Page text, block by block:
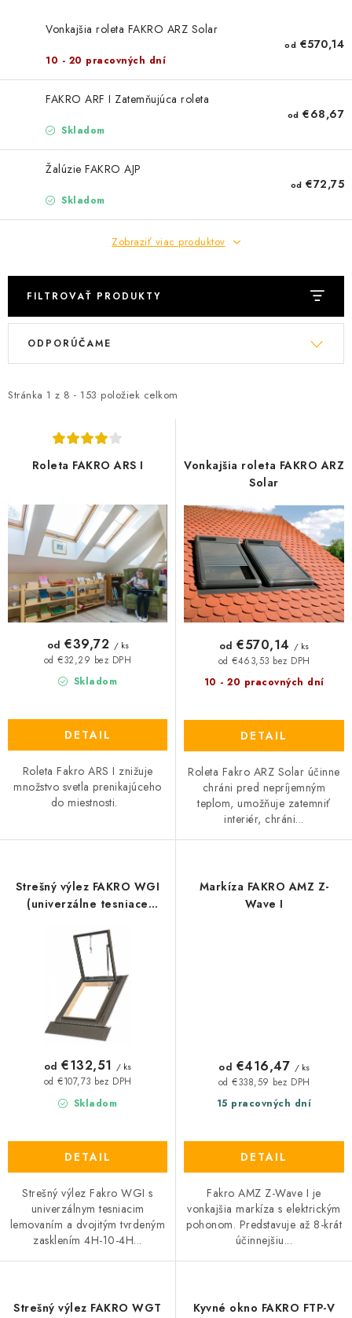
Vonkajšia roleta FAKRO ARZ Solar
10 - 20 pracovných dní
od €570,14
FAKRO ARF I Zatemňujúca roleta
Skladom
od €68,67
Žalúzie FAKRO AJP
Skladom
od €72,75
Zobraziť viac produktov
FILTROVAŤ PRODUKTY
V
i
d
u
k
t
o
v
Stránka 1 z 8 - 153 položiek celkom
R
e
r
o
d
u
k
t
ODPORÚČAME
Roleta FAKRO ARS I
Skladom
od €32,29 bez DPH
od €39,72 / ks
DETAIL
Roleta Fakro ARS I znižuje
množstvo svetla prenikajúceho
do miestnosti.
Vonkajšia roleta FAKRO ARZ
Solar
10 - 20 pracovných dní
od €463,53 bez DPH
od €570,14 / ks
DETAIL
Roleta Fakro ARZ Solar účinne
chráni pred nepríjemným
teplom, umožňuje zatemniť
interiér, chráni...
Strešný výlez FAKRO WGI
(univerzálne tesniace
Skladom
od €107,73 bez DPH
od €132,51 / ks
DETAIL
Strešný výlez Fakro WGI s
univerzálnym tesniacim
lemovaním a dvojitým tvrdeným
zasklením 4H-10-4H...
Markíza FAKRO AMZ Z-
Wave I
15 pracovných dní
od €338,59 bez DPH
od €416,47 / ks
DETAIL
Fakro AMZ Z-Wave I je
vonkajšia markíza s elektrickým
pohonom. Predstavuje až 8-krát
účinnejšiu...
Strešný výlez FAKRO WGT
Kyvné okno FAKRO FTP-V